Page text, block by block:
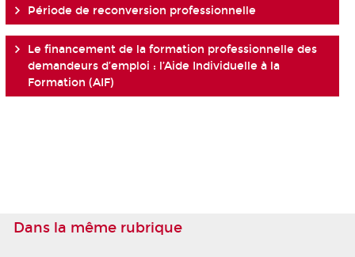
Période de reconversion professionnelle
Le financement de la formation professionnelle des
demandeurs d’emploi : l’Aide Individuelle à la
Formation (AIF)
Dans la même rubrique